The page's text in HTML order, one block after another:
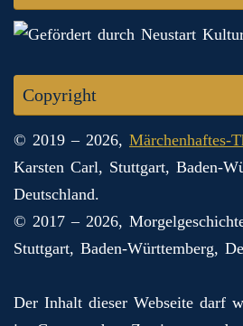
Copyright
© 2019 – 2026, Märchenhaftes-
Karsten Carl, Stuttgart, Baden-
Deutschland.
© 2017 – 2026,
Stuttgart, Baden-Württemberg,
Der Inhalt dieser Webseite darf